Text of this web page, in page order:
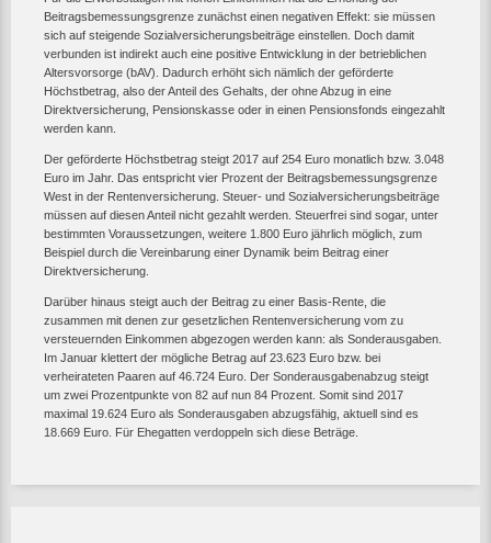
Beitragsbemessungsgrenze zunächst einen negativen Effekt: sie müssen
sich auf steigende Sozialversicherungsbeiträge einstellen. Doch damit
verbunden ist indirekt auch eine positive Entwicklung in der betrieblichen
Altersvorsorge (bAV). Dadurch erhöht sich nämlich der geförderte
Höchstbetrag, also der Anteil des Gehalts, der ohne Abzug in eine
Direktversicherung, Pensionskasse oder in einen Pensionsfonds eingezahlt
werden kann.
Der geförderte Höchstbetrag steigt 2017 auf 254 Euro monatlich bzw. 3.048
Euro im Jahr. Das entspricht vier Prozent der Beitragsbemessungsgrenze
West in der Rentenversicherung. Steuer- und Sozialversicherungsbeiträge
müssen auf diesen Anteil nicht gezahlt werden. Steuerfrei sind sogar, unter
bestimmten Voraussetzungen, weitere 1.800 Euro jährlich möglich, zum
Beispiel durch die Vereinbarung einer Dynamik beim Beitrag einer
Direktversicherung.
Darüber hinaus steigt auch der Beitrag zu einer Basis-Rente, die
zusammen mit denen zur gesetzlichen Rentenversicherung vom zu
versteuernden Einkommen abgezogen werden kann: als Sonderausgaben.
Im Januar klettert der mögliche Betrag auf 23.623 Euro bzw. bei
verheirateten Paaren auf 46.724 Euro. Der Sonderausgabenabzug steigt
um zwei Prozentpunkte von 82 auf nun 84 Prozent. Somit sind 2017
maximal 19.624 Euro als Sonderausgaben abzugsfähig, aktuell sind es
18.669 Euro. Für Ehegatten verdoppeln sich diese Beträge.